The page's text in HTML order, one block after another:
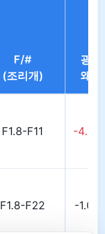
F/#
(조리개)
광학
왜곡
F1.8-F11 -
F1.8-F22 -